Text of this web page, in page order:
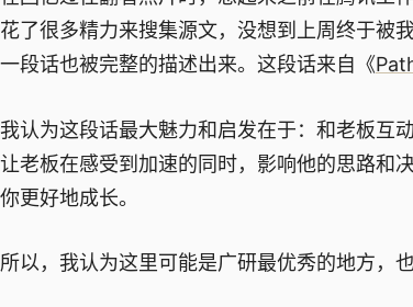
花了很多精力来搜集源文，没想到上周终于被
一段话也被完整的描述出来。这段话来自《
我认为这段话最大魅力和启发在于：和老板互
让老板在感受到加速的同时，影响他的思路和
你更好地成长。
所以，我认为这里可能是广研最优秀的地方，